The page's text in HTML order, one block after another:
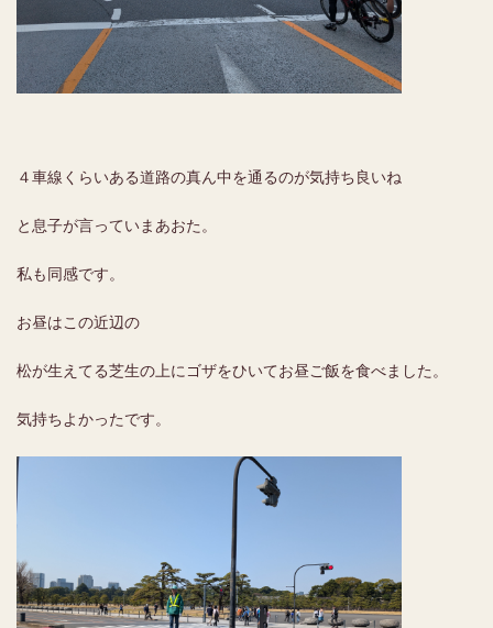
４車線くらいある道路の真ん中を通るのが気持ち良いね
と息子が言っていまあおた。
私も同感です。
お昼はこの近辺の
松が生えてる芝生の上にゴザをひいてお昼ご飯を食べました。
気持ちよかったです。